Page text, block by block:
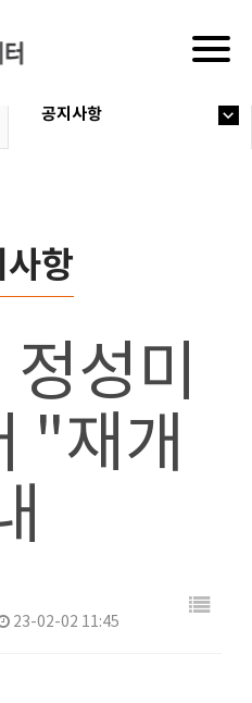
공지사항
항
성미
"재개
23-02-02 11:45